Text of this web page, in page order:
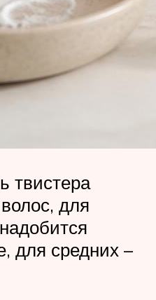
твистера
для
для средних –